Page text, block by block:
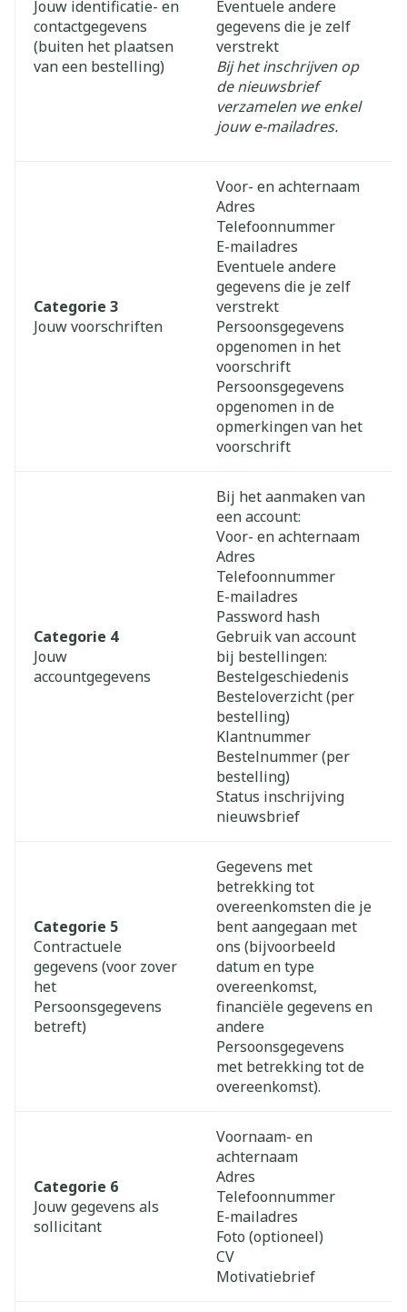
Jouw identificatie- en
contactgegevens
(buiten het plaatsen
van een bestelling)
Eventuele andere
gegevens die je zelf
verstrekt
Bij het inschrijven op
de nieuwsbrief
verzamelen we enkel
jouw e-mailadres.
Categorie 3
Jouw voorschriften
Voor- en achternaam
Adres
Telefoonnummer
E-mailadres
Eventuele andere
gegevens die je zelf
verstrekt
Persoonsgegevens
opgenomen in het
voorschrift
Persoonsgegevens
opgenomen in de
opmerkingen van het
voorschrift
Categorie 4
Jouw
accountgegevens
Bij het aanmaken van
een account:
Voor- en achternaam
Adres
Telefoonnummer
E-mailadres
Password hash
Gebruik van account
bij bestellingen:
Bestelgeschiedenis
Besteloverzicht (per
bestelling)
Klantnummer
Bestelnummer (per
bestelling)
Status inschrijving
nieuwsbrief
Categorie 5
Contractuele
gegevens (voor zover
het
Persoonsgegevens
betreft)
Gegevens met
betrekking tot
overeenkomsten die je
bent aangegaan met
ons (bijvoorbeeld
datum en type
overeenkomst,
financiële gegevens en
andere
Persoonsgegevens
met betrekking tot de
overeenkomst).
Categorie 6
Jouw gegevens als
sollicitant
Voornaam- en
achternaam
Adres
Telefoonnummer
E-mailadres
Foto (optioneel)
CV
Motivatiebrief